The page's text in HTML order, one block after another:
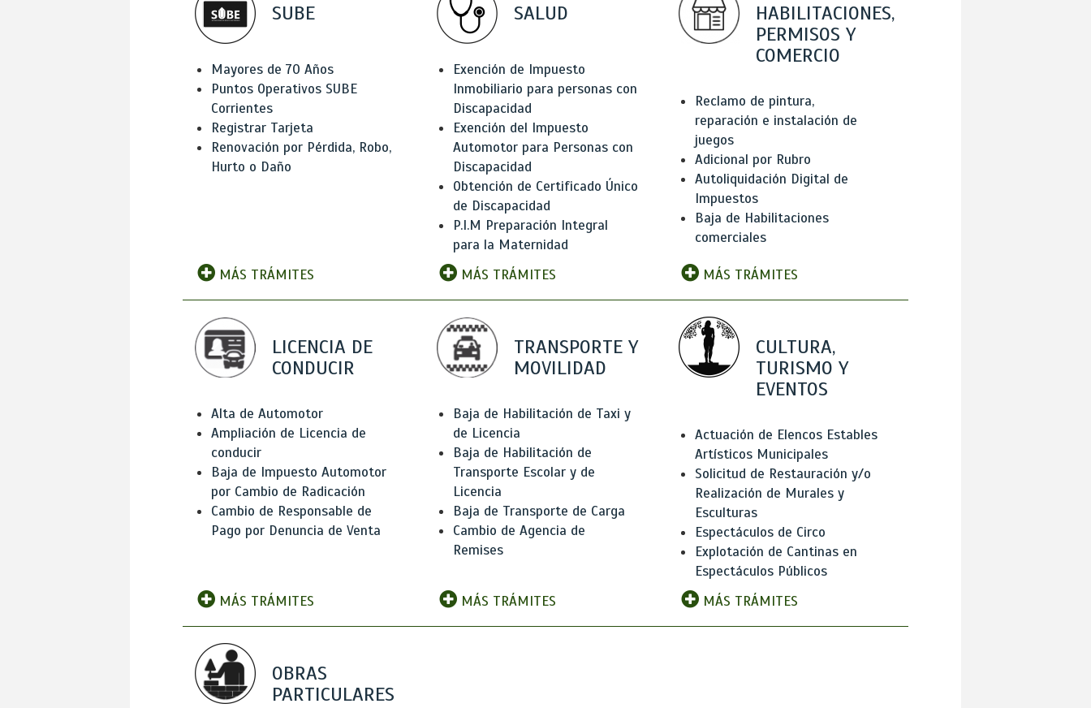
SUBE
Mayores de 70 Años
Puntos Operativos SUBE
Corrientes
Registrar Tarjeta
Renovación por Pérdida, Robo,
Hurto o Daño
MÁS TRÁMITES
SALUD
Exención de Impuesto
Inmobiliario para personas con
Discapacidad
Exención del Impuesto
Automotor para Personas con
Discapacidad
Obtención de Certificado Único
de Discapacidad
P.I.M Preparación Integral
para la Maternidad
MÁS TRÁMITES
HABILITACIONES,
PERMISOS Y
COMERCIO
Reclamo de pintura,
reparación e instalación de
juegos
Adicional por Rubro
Autoliquidación Digital de
Impuestos
Baja de Habilitaciones
comerciales
MÁS TRÁMITES
LICENCIA DE
CONDUCIR
Alta de Automotor
Ampliación de Licencia de
conducir
Baja de Impuesto Automotor
por Cambio de Radicación
Cambio de Responsable de
Pago por Denuncia de Venta
MÁS TRÁMITES
TRANSPORTE Y
MOVILIDAD
Baja de Habilitación de Taxi y
de Licencia
Baja de Habilitación de
Transporte Escolar y de
Licencia
Baja de Transporte de Carga
Cambio de Agencia de
Remises
MÁS TRÁMITES
CULTURA,
TURISMO Y
EVENTOS
Actuación de Elencos Estables
Artísticos Municipales
Solicitud de Restauración y/o
Realización de Murales y
Esculturas
Espectáculos de Circo
Explotación de Cantinas en
Espectáculos Públicos
MÁS TRÁMITES
OBRAS
PARTICULARES